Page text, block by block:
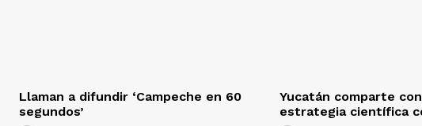
Llaman a difundir ‘Campeche en 60
segundos’
Yucatán comparte
estrategia científica